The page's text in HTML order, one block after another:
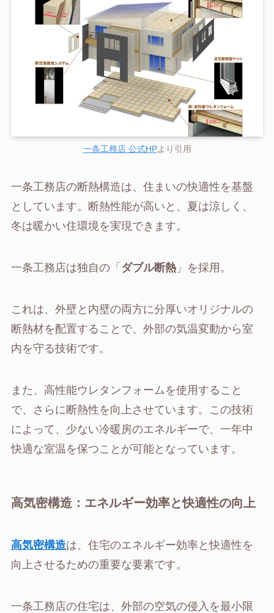
一条工務店 公式HPより引用
一条工務店の断熱構造は、住まいの快適性を基盤
としています。断熱性能が高いと、夏は涼しく、
冬は暖かい住環境を実現できます。
一条工務店は独自の「 ダブル断熱」を採用。
これは、外壁と内壁の両方に分厚いオリジナルの
断熱材を配置することで、外部の気温変動から室
内を守る技術です。
また、高性能ウレタンフォームを使用すること
で、さらに断熱性を向上させています。この技術
によって、少ない冷暖房のエネルギーで、一年中
快適な室温を保つことが可能となっています。
高気密構造：エネルギー効率と快適性の向上
高気密構造は、住宅のエネルギー効率と快適性を
向上させるための重要な要素です。
一条工務店の住宅は、外部の空気の侵入を最小限